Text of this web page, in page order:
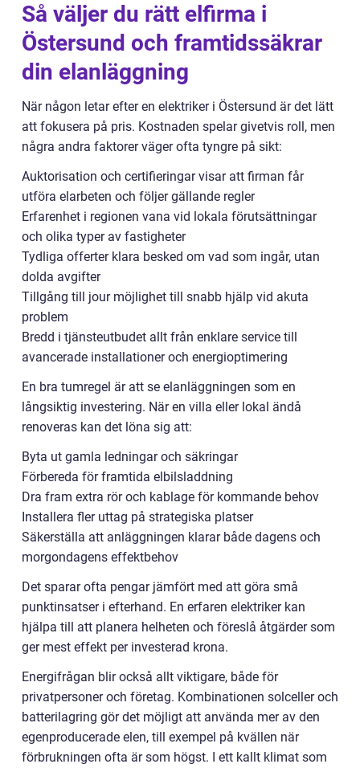
Så väljer du rätt elfirma i
Östersund och framtidssäkrar
din elanläggning
När någon letar efter en elektriker i Östersund är det lätt
att fokusera på pris. Kostnaden spelar givetvis roll, men
några andra faktorer väger ofta tyngre på sikt:
Auktorisation och certifieringar visar att firman får
utföra elarbeten och följer gällande regler
Erfarenhet i regionen vana vid lokala förutsättningar
och olika typer av fastigheter
Tydliga offerter klara besked om vad som ingår, utan
dolda avgifter
Tillgång till jour möjlighet till snabb hjälp vid akuta
problem
Bredd i tjänsteutbudet allt från enklare service till
avancerade installationer och energioptimering
En bra tumregel är att se elanläggningen som en
långsiktig investering. När en villa eller lokal ändå
renoveras kan det löna sig att:
Byta ut gamla ledningar och säkringar
Förbereda för framtida elbilsladdning
Dra fram extra rör och kablage för kommande behov
Installera fler uttag på strategiska platser
Säkerställa att anläggningen klarar både dagens och
morgondagens effektbehov
Det sparar ofta pengar jämfört med att göra små
punktinsatser i efterhand. En erfaren elektriker kan
hjälpa till att planera helheten och föreslå åtgärder som
ger mest effekt per investerad krona.
Energifrågan blir också allt viktigare, både för
privatpersoner och företag. Kombinationen solceller och
batterilagring gör det möjligt att använda mer av den
egenproducerade elen, till exempel på kvällen när
förbrukningen ofta är som högst. I ett kallt klimat som